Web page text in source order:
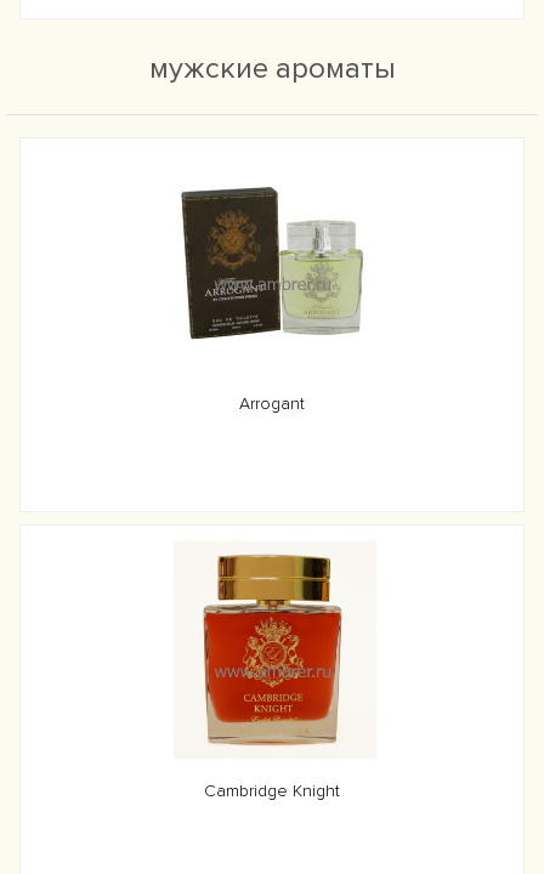
мужские ароматы
Arrogant
Cambridge Knight